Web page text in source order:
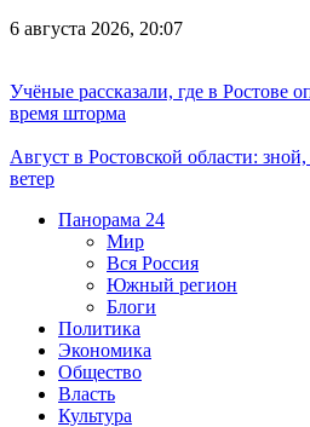
6 августа 2026, 20:07
Учёные рассказали, где в Ростове
время шторма
Август в Ростовской области:
ветер
Панорама 24
Мир
Вся Россия
Южный регион
Блоги
Политика
Экономика
Общество
Власть
Культура